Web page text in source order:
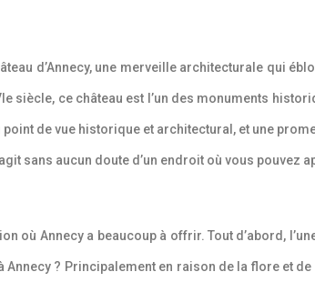
d’Annecy, une merveille architecturale qui
siècle, ce château est l’un des monuments
point de vue historique et architectural, et une
sans aucun doute d’un endroit où vous
où Annecy a beaucoup à offrir. Tout d’abord,
? Principalement en raison de la flore et